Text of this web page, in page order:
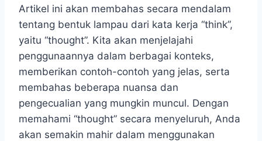
Artikel ini akan membahas secara mendalam
tentang bentuk lampau dari kata kerja “think”,
yaitu “thought”. Kita akan menjelajahi
penggunaannya dalam berbagai konteks,
memberikan contoh-contoh yang jelas, serta
membahas beberapa nuansa dan
pengecualian yang mungkin muncul. Dengan
memahami “thought” secara menyeluruh, Anda
akan semakin mahir dalam menggunakan